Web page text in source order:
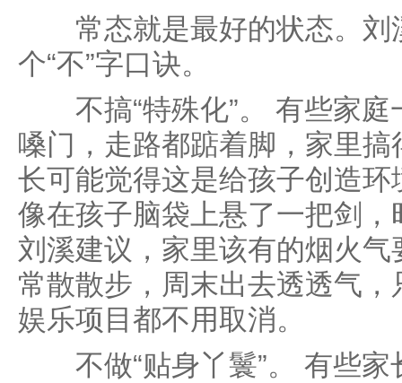
常态就是最好的状态。刘
个“不”字口诀。
不搞“特殊化”。 有些家庭
嗓门，走路都踮着脚，家里搞
长可能觉得这是给孩子创造
像在孩子脑袋上悬了一把剑，
刘溪建议，家里该有的烟火
常散散步，周末出去透透气
娱乐项目都不用取消。
不做“贴身丫鬟”。 有些家